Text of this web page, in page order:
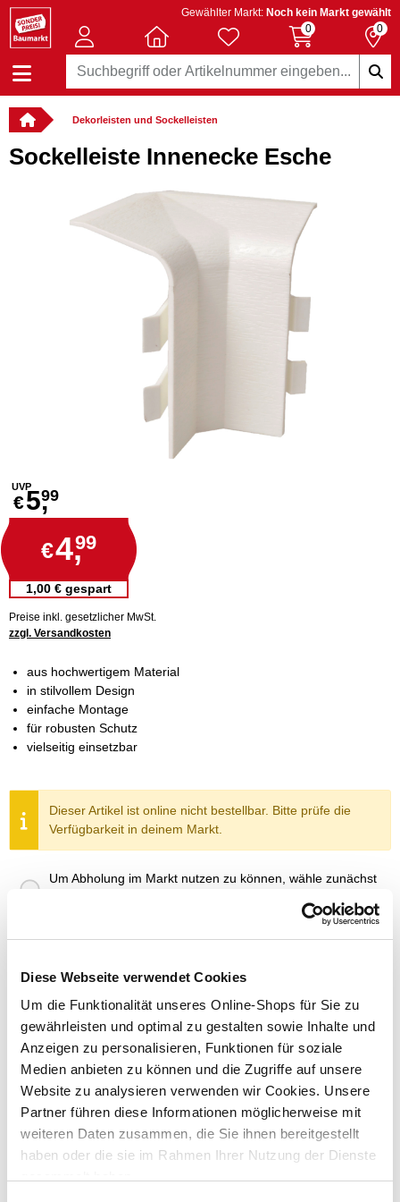
Diese Webseite verwendet Cookies
Um die Funktionalität unseres Online-Shops für Sie zu
gewährleisten und optimal zu gestalten sowie Inhalte und
Anzeigen zu personalisieren, Funktionen für soziale
Medien anbieten zu können und die Zugriffe auf unsere
Website zu analysieren verwenden wir Cookies. Unsere
Partner führen diese Informationen möglicherweise mit
weiteren Daten zusammen, die Sie ihnen bereitgestellt
haben oder die sie im Rahmen Ihrer Nutzung der Dienste
Gewählter Markt: Noch kein Markt gewählt
0
0
Dekorleisten und Sockelleisten
Sockelleiste Innenecke Esche
UVP
€5,99
€4,99
1,00 € gespart
Preise inkl. gesetzlicher MwSt.
zzgl. Versandkosten
aus hochwertigem Material
in stilvollem Design
einfache Montage
für robusten Schutz
vielseitig einsetzbar
Dieser Artikel ist online nicht bestellbar. Bitte prüfe die
Verfügbarkeit in deinem Markt.
Um Abholung im Markt nutzen zu können, wähle zunächst
Menge
In den Warenkorb
Merken
ZUBEHÖR UND PASSENDE ARTIKEL: